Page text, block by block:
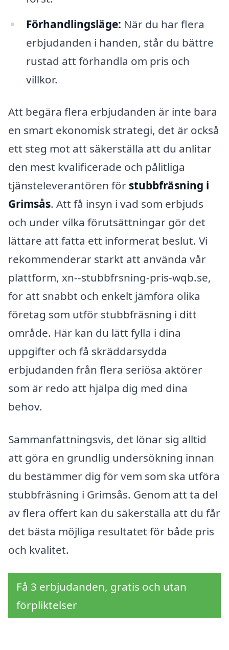
Förhandlingsläge: När du har flera
erbjudanden i handen, står du bättre
rustad att förhandla om pris och
villkor.
Att begära flera erbjudanden är inte bara
en smart ekonomisk strategi, det är också
ett steg mot att säkerställa att du anlitar
den mest kvalificerade och pålitliga
tjänsteleverantören för stubbfräsning i
Grimsås. Att få insyn i vad som erbjuds
och under vilka förutsättningar gör det
lättare att fatta ett informerat beslut. Vi
rekommenderar starkt att använda vår
plattform, xn--stubbfrsning-pris-wqb.se,
för att snabbt och enkelt jämföra olika
företag som utför stubbfräsning i ditt
område. Här kan du lätt fylla i dina
uppgifter och få skräddarsydda
erbjudanden från flera seriösa aktörer
som är redo att hjälpa dig med dina
behov.
Sammanfattningsvis, det lönar sig alltid
att göra en grundlig undersökning innan
du bestämmer dig för vem som ska utföra
stubbfräsning i Grimsås. Genom att ta del
av flera offert kan du säkerställa att du får
det bästa möjliga resultatet för både pris
och kvalitet.
Få 3 erbjudanden, gratis och utan
förpliktelser